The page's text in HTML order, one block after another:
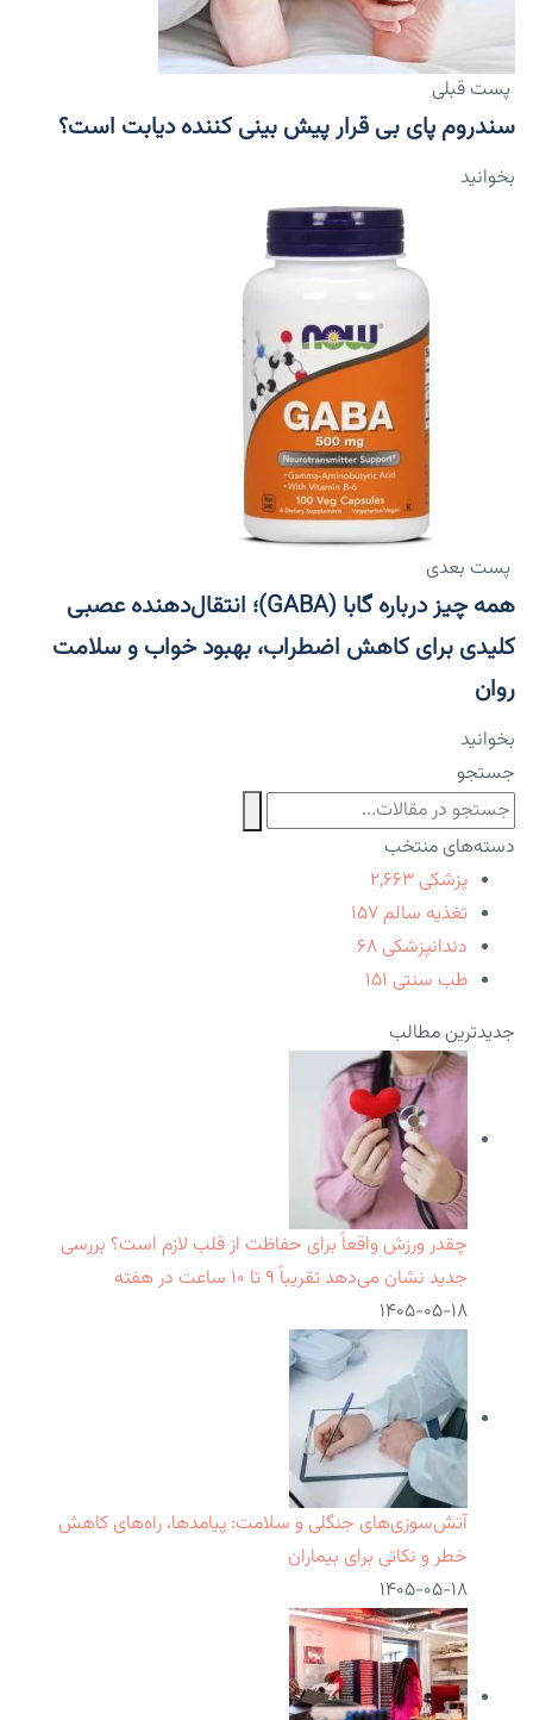
پست قبلی
سندروم پای بی قرار پیش بینی کننده دیابت است؟
بخوانید
پست بعدی
همه چیز درباره گابا (GABA)؛ انتقال‌دهنده عصبی
کلیدی برای کاهش اضطراب، بهبود خواب و سلامت
روان
بخوانید
جستجو
دسته‌های منتخب
پزشکی ۲,۶۶۳
تغذیه سالم ۱۵۷
دندانپزشکی ۶۸
طب سنتی ۱۵۱
جدیدترین مطالب
چقدر ورزش واقعاً برای حفاظت از قلب لازم است؟ بررسی
جدید نشان می‌دهد تقریباً ۹ تا ۱۰ ساعت در هفته
۱۴۰۵-۰۵-۱۸
آتش‌سوزی‌های جنگلی و سلامت: پیامدها، راه‌های کاهش
خطر و نکاتی برای بیماران
۱۴۰۵-۰۵-۱۸